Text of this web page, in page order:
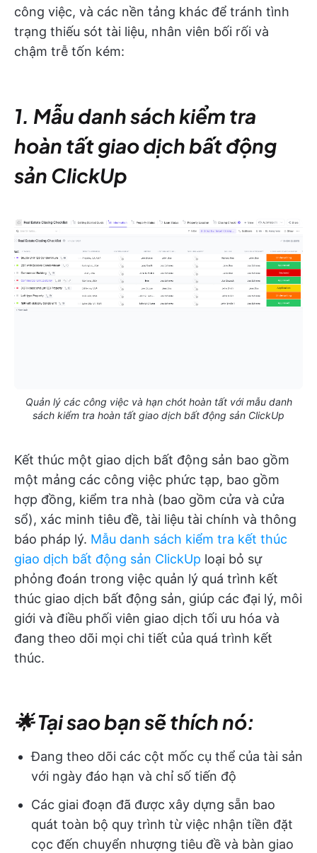
công việc, và các nền tảng khác để tránh tình
trạng thiếu sót tài liệu, nhân viên bối rối và
chậm trễ tốn kém:
1. Mẫu danh sách kiểm tra
hoàn tất giao dịch bất động
sản ClickUp
Quản lý các công việc và hạn chót hoàn tất với mẫu danh
sách kiểm tra hoàn tất giao dịch bất động sản ClickUp
Kết thúc một giao dịch bất động sản bao gồm
một mảng các công việc phức tạp, bao gồm
hợp đồng, kiểm tra nhà (bao gồm cửa và cửa
sổ), xác minh tiêu đề, tài liệu tài chính và thông
báo pháp lý. Mẫu danh sách kiểm tra kết thúc
giao dịch bất động sản ClickUp loại bỏ sự
phỏng đoán trong việc quản lý quá trình kết
thúc giao dịch bất động sản, giúp các đại lý, môi
giới và điều phối viên giao dịch tối ưu hóa và
đang theo dõi mọi chi tiết của quá trình kết
thúc.
🌟 Tại sao bạn sẽ thích nó:
Đang theo dõi các cột mốc cụ thể của tài sản
với ngày đáo hạn và chỉ số tiến độ
Các giai đoạn đã được xây dựng sẵn bao
quát toàn bộ quy trình từ việc nhận tiền đặt
cọc đến chuyển nhượng tiêu đề và bàn giao